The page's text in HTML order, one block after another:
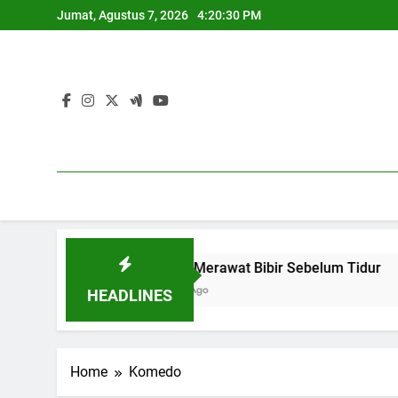
to
Jumat, Agustus 7, 2026 4:20:31 PM
HEADLINES
5 Cara Merawat Bibir Sebelum Tidur
1 Tahun Ago
Home Komedo